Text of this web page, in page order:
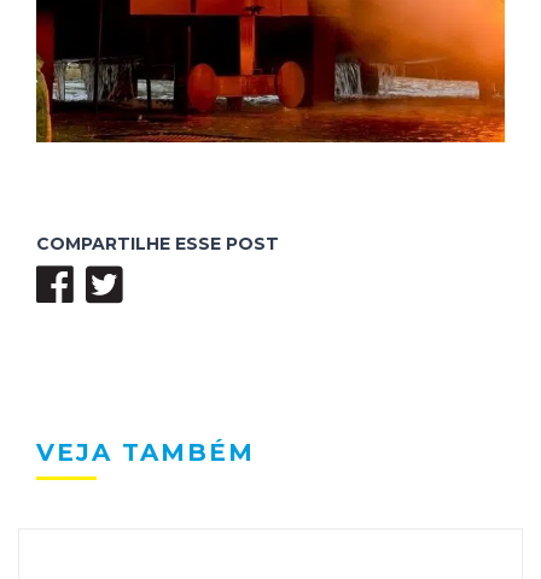
COMPARTILHE ESSE POST
VEJA TAMBÉM